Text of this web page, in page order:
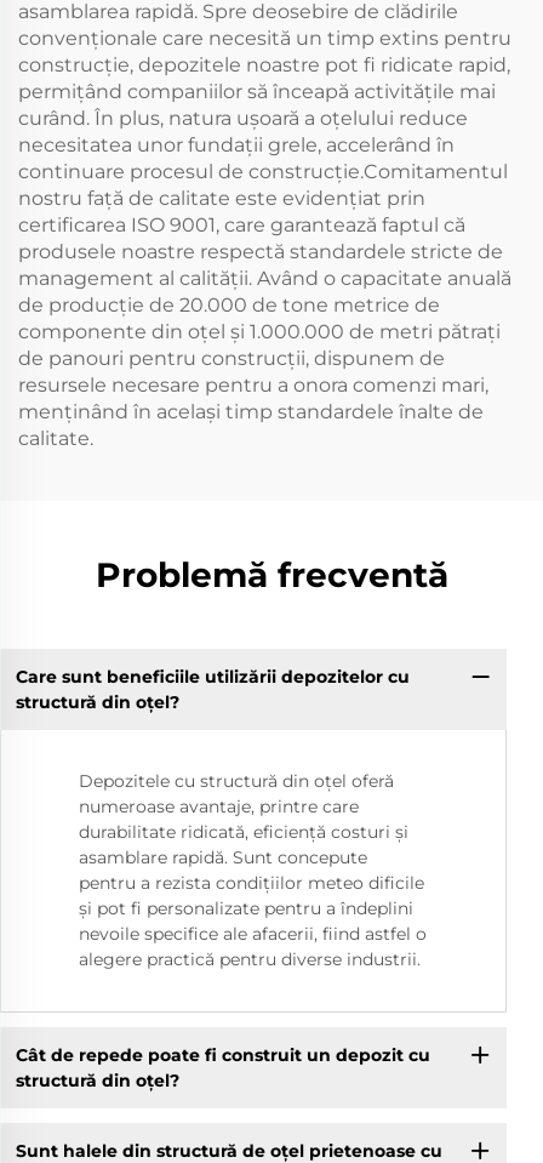
asamblarea rapidă. Spre deosebire de clădirile
convenționale care necesită un timp extins pentru
construcție, depozitele noastre pot fi ridicate rapid,
permițând companiilor să înceapă activitățile mai
curând. În plus, natura ușoară a oțelului reduce
necesitatea unor fundații grele, accelerând în
continuare procesul de construcție.Comitamentul
nostru față de calitate este evidențiat prin
certificarea ISO 9001, care garantează faptul că
produsele noastre respectă standardele stricte de
management al calității. Având o capacitate anuală
de producție de 20.000 de tone metrice de
componente din oțel și 1.000.000 de metri pătrați
de panouri pentru construcții, dispunem de
resursele necesare pentru a onora comenzi mari,
menținând în același timp standardele înalte de
calitate.
Problemă frecventă
Care sunt beneficiile utilizării depozitelor cu
structură din oțel?
Depozitele cu structură din oțel oferă
numeroase avantaje, printre care
durabilitate ridicată, eficiență costuri și
asamblare rapidă. Sunt concepute
pentru a rezista condițiilor meteo dificile
și pot fi personalizate pentru a îndeplini
nevoile specifice ale afacerii, fiind astfel o
alegere practică pentru diverse industrii.
Cât de repede poate fi construit un depozit cu
structură din oțel?
Sunt halele din structură de oțel prietenoase cu